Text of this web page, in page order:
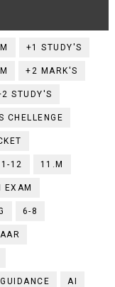
+1 STUDY'S
+2 MARK'S
STUDY'S
CHELLENGE
12 11.M
EXAM
6-8
AI